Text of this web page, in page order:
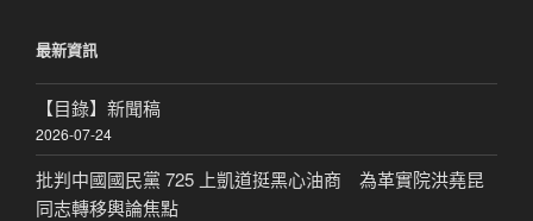
字:
最新資訊
【目錄】新聞稿
2026-07-24
批判中國國民黨 725 上凱道挺黑心油商 為革實院洪堯昆
同志轉移輿論焦點